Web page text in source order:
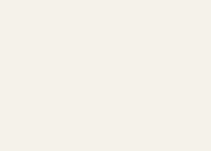
Senza Registrazione